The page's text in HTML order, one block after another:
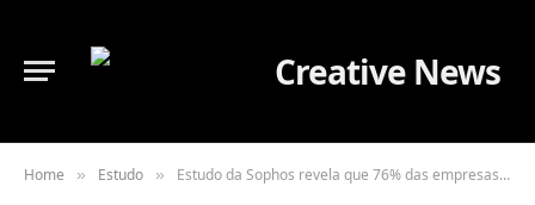
Home » Estudo » Estudo da Sophos revela que 76% das empresas melhorou defesas para se qualificar para ciberseguros